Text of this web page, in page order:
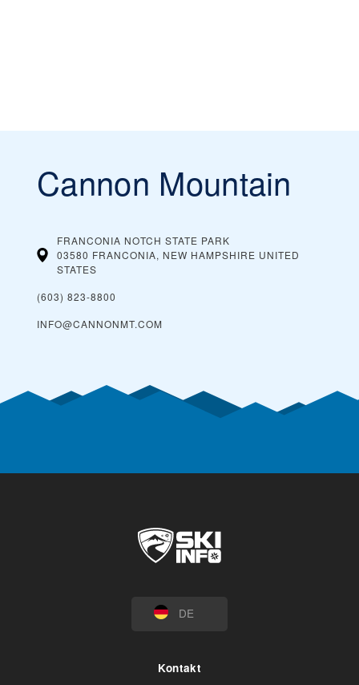
Cannon Mountain
FRANCONIA NOTCH STATE PARK
03580 FRANCONIA, NEW HAMPSHIRE UNITED
STATES
(603) 823-8800
INFO@CANNONMT.COM
DE
Kontakt